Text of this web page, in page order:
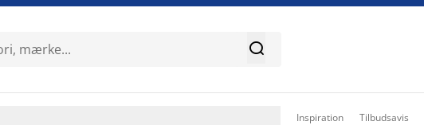

Inspiration Tilbudsavis